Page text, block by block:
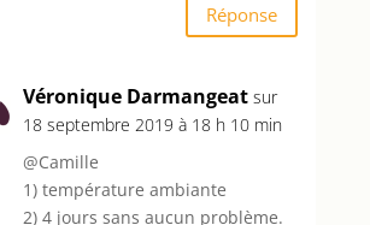
Réponse
Véronique Darmangeat sur
18 septembre 2019 à 18 h 10 min
@Camille
1) température ambiante
2) 4 jours sans aucun problème.